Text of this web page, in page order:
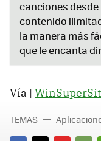
canciones desde
contenido
la manera más
que le encanta
Vía |
TEMAS